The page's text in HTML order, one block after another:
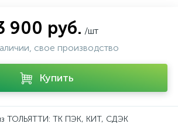
900 руб. /шт
свое производство
Купить
ТОЛЬЯТТИ: ТК ПЭК, КИТ, СДЭК